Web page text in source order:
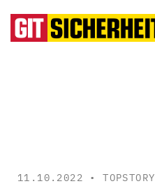
11.10.2022 •TOPSTORY